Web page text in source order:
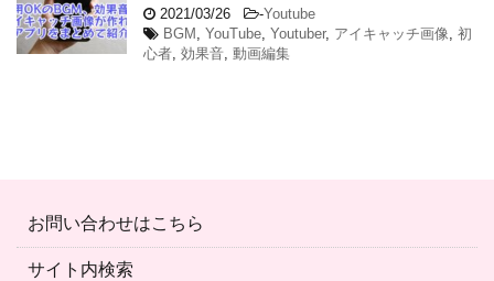
2021/03/26 -Youtube
BGM , YouTube, Youtuber, アイキャッチ画像, 初
心者, 効果音, 動画編集
お問い合わせはこちら
サイト内検索